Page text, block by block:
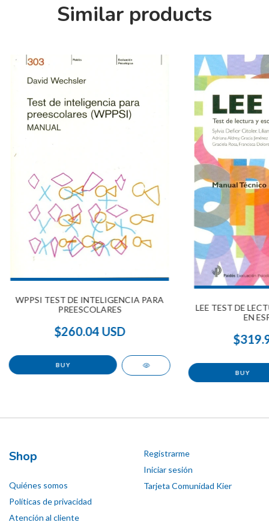
Similar products
WPPSI TEST DE INTELIGENCIA PARA
PREESCOLARES
$260.04 USD
LEE TEST DE
EN
Shop
Quiénes somos
Políticas de privacidad
Atención al cliente
Registrarme
Iniciar sesión
Tarjeta Comunidad Kier